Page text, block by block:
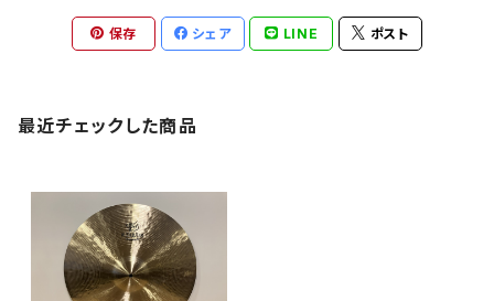
保存 シェア LINE ポスト
最近チェックした商品